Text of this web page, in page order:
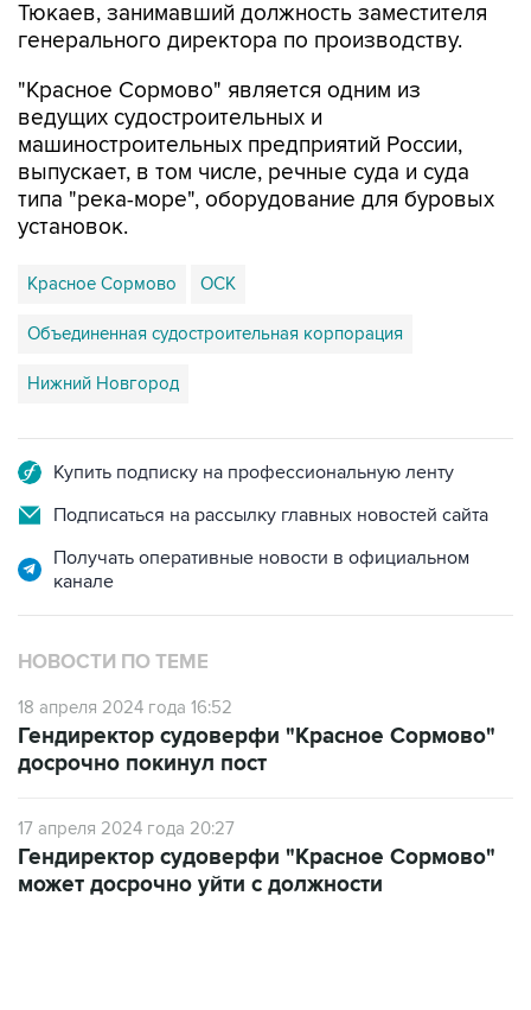
Тюкаев, занимавший должность заместителя
генерального директора по производству.
"Красное Сормово" является одним из
ведущих судостроительных и
машиностроительных предприятий России,
выпускает, в том числе, речные суда и суда
типа "река-море", оборудование для буровых
установок.
Красное Сормово ОСК
Объединенная судостроительная корпорация
Нижний Новгород
Купить подписку на профессиональную ленту
Подписаться на рассылку главных новостей сайта
Получать оперативные новости в официальном
канале
НОВОСТИ ПО ТЕМЕ
18 апреля 2024 года 16:52
Гендиректор судоверфи "Красное Сормово"
досрочно покинул пост
17 апреля 2024 года 20:27
Гендиректор судоверфи "Красное Сормово"
может досрочно уйти с должности